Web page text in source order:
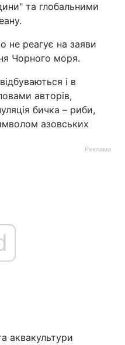
та глобальними
не реагує на заяви
Чорного моря.
і в
авторів,
бичка – риби,
азовських
Реклама
аквакультури